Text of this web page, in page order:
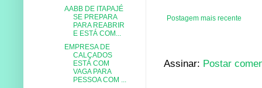
Postagem mais recente
Assinar: Postar
AABB DE ITAPAJÉ
SE PREPARA
PARA REABRIR
E ESTÁ COM...
EMPRESA DE
CALÇADOS
ESTÁ COM
VAGA PARA
PESSOA COM ...